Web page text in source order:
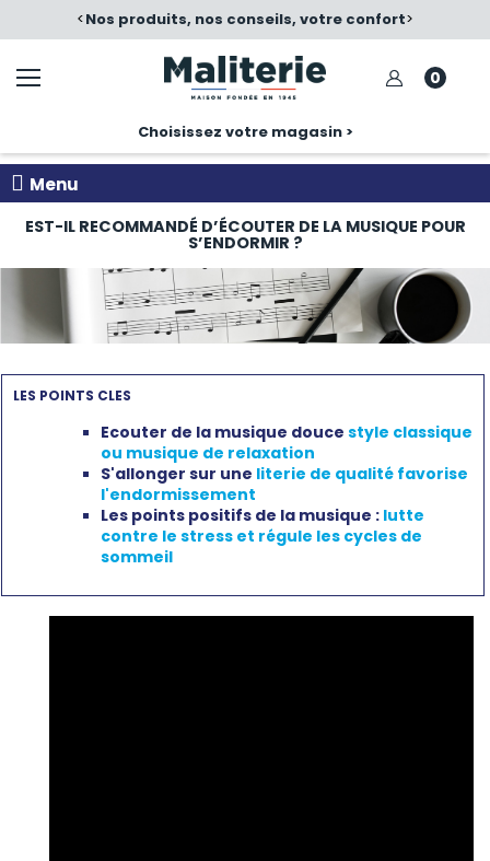
<Nos produits, nos conseils, votre confort>
0
Choisissez votre magasin >
Menu
EST-IL RECOMMANDÉ D’ÉCOUTER DE LA MUSIQUE POUR
S’ENDORMIR ?
LES POINTS CLES
Ecouter de la musique douce style classique
ou musique de relaxation
S'allonger sur une literie de qualité favorise
l'endormissement
Les points positifs de la musique : lutte
contre le stress et régule les cycles de
sommeil